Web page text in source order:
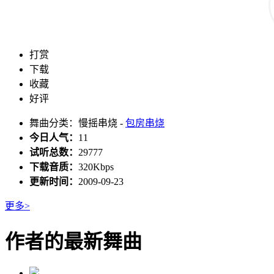
打赏
下载
收藏
好评
舞曲分类：慢摇串烧 - 包房串烧
今日人气： 11
试听总数： 29777
下载音质： 320Kbps
更新时间： 2009-09-23
更多>
作者的最新舞曲